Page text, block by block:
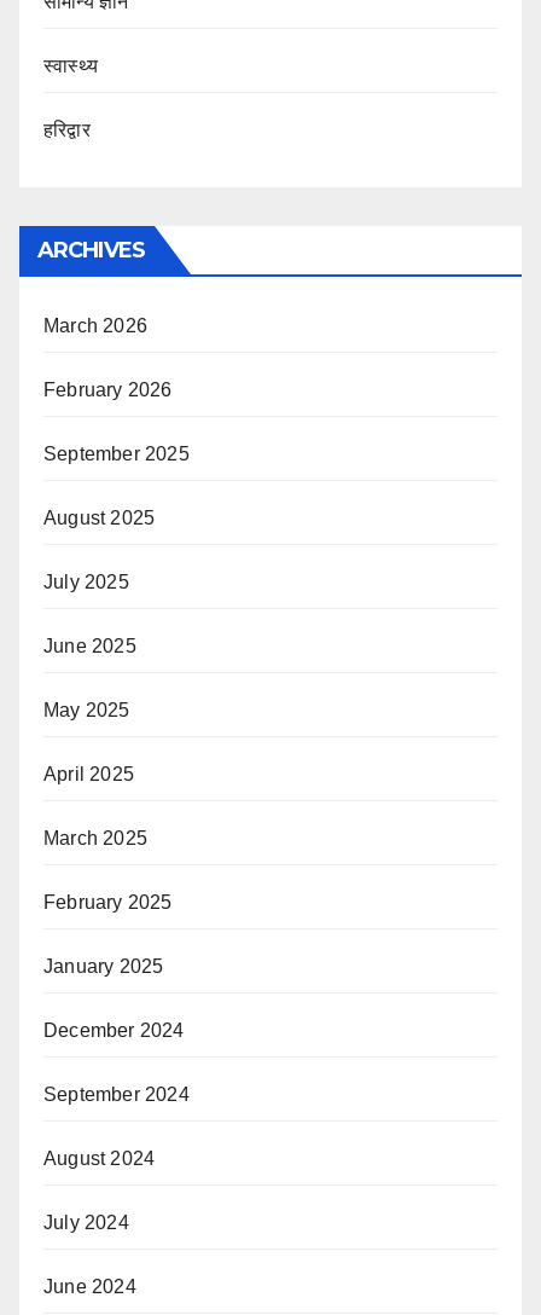
स्वास्थ्य
हरिद्वार
ARCHIVES
March 2026
February 2026
September 2025
August 2025
July 2025
June 2025
May 2025
April 2025
March 2025
February 2025
January 2025
December 2024
September 2024
August 2024
July 2024
June 2024